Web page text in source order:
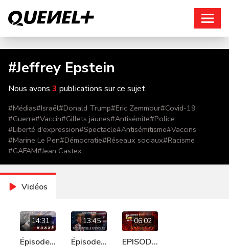
#Jeffrey Epstein
Nous avons 3 publications sur ce sujet.
#Médias#Israël#Donald Trump#Eric Zemmour#Covid-19
#Guerre#Vaccin#Gillets jaunes#Antisémite#Police
#Liberté d'expression#Spectacle#Antisémitisme#Vaccins
#Marine Le Pen#Démocratie#Réseaux sociaux#Racisme
#GAFAM#Jean Castex
Vidéos
14:31
Épisode
13:45
Épisode
06:02
EPISODE